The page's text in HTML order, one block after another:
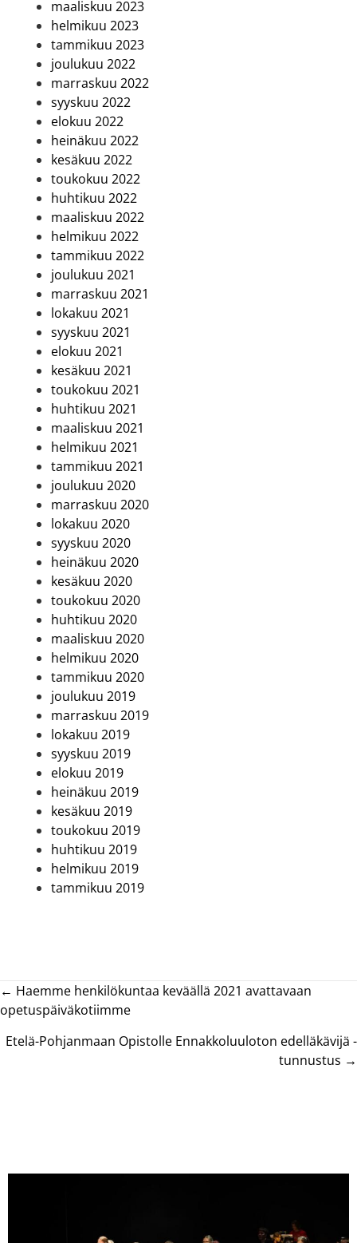
maaliskuu 2023
helmikuu 2023
tammikuu 2023
joulukuu 2022
marraskuu 2022
syyskuu 2022
elokuu 2022
heinäkuu 2022
kesäkuu 2022
toukokuu 2022
huhtikuu 2022
maaliskuu 2022
helmikuu 2022
tammikuu 2022
joulukuu 2021
marraskuu 2021
lokakuu 2021
syyskuu 2021
elokuu 2021
kesäkuu 2021
toukokuu 2021
huhtikuu 2021
maaliskuu 2021
helmikuu 2021
tammikuu 2021
joulukuu 2020
marraskuu 2020
lokakuu 2020
syyskuu 2020
heinäkuu 2020
kesäkuu 2020
toukokuu 2020
huhtikuu 2020
maaliskuu 2020
helmikuu 2020
tammikuu 2020
joulukuu 2019
marraskuu 2019
lokakuu 2019
syyskuu 2019
elokuu 2019
heinäkuu 2019
kesäkuu 2019
toukokuu 2019
huhtikuu 2019
helmikuu 2019
tammikuu 2019
Posts
navigation
← Haemme henkilökuntaa keväällä 2021 avattavaan
opetuspäiväkotiimme
Etelä-Pohjanmaan Opistolle Ennakkoluuloton edelläkävijä -
tunnustus →